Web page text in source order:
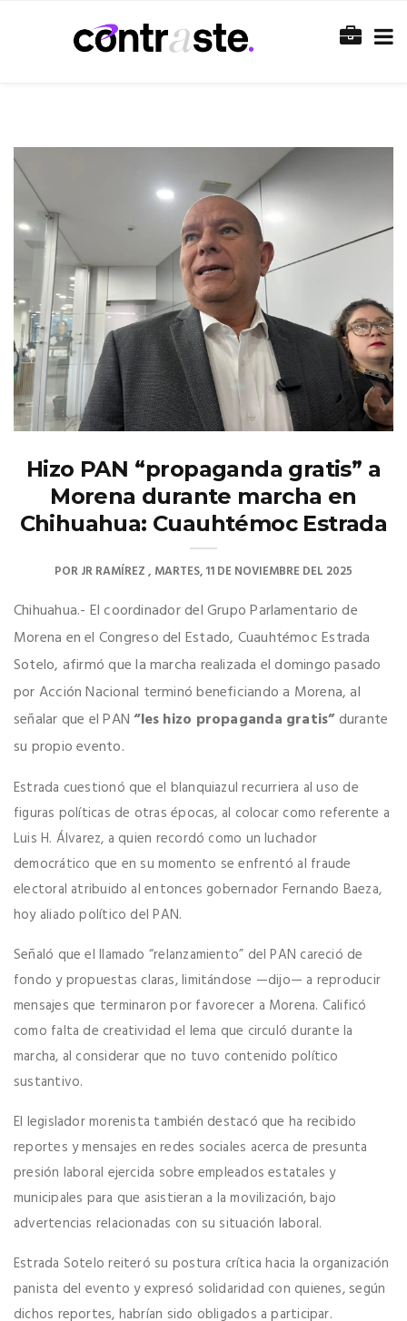
Hizo PAN “propaganda gratis” a
Morena durante marcha en
Chihuahua: Cuauhtémoc Estrada
PORJR RAMÍREZ MARTES, 11 DE NOVIEMBRE DEL 2025
Chihuahua.- El coordinador del Grupo Parlamentario de
Morena en el Congreso del Estado, Cuauhtémoc Estrada
Sotelo, afirmó que la marcha realizada el domingo pasado
por Acción Nacional terminó beneficiando a Morena, al
señalar que el PAN“les hizo propaganda gratis”durante
su propio evento.
Estrada cuestionó que el blanquiazul recurriera al uso de
figuras políticas de otras épocas, al colocar como referente a
Luis H. Álvarez, a quien recordó como un luchador
democrático que en su momento se enfrentó al fraude
electoral atribuido al entonces gobernador Fernando Baeza,
hoy aliado político del PAN.
Señaló que el llamado “relanzamiento” del PAN careció de
fondo y propuestas claras, limitándose —dijo— a reproducir
mensajes que terminaron por favorecer a Morena. Calificó
como falta de creatividad el lema que circuló durante la
marcha, al considerar que no tuvo contenido político
sustantivo.
El legislador morenista también destacó que ha recibido
reportes y mensajes en redes sociales acerca de presunta
presión laboral ejercida sobre empleados estatales y
municipales para que asistieran a la movilización, bajo
advertencias relacionadas con su situación laboral.
Estrada Sotelo reiteró su postura crítica hacia la organización
panista del evento y expresó solidaridad con quienes, según
dichos reportes, habrían sido obligados a participar.